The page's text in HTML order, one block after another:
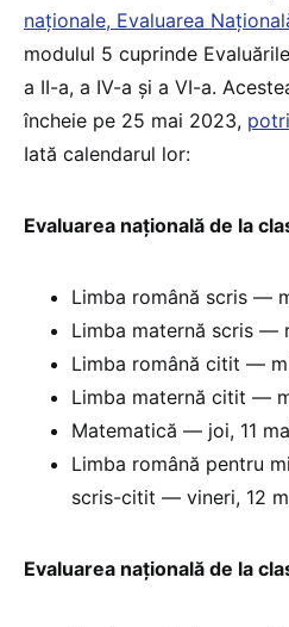
naționale, Evaluarea
modulul 5 cuprinde
a II-a, a IV-a și a VI-a.
încheie pe 25 mai 2023,
Iată calendarul lor:
Evaluarea națională de la
Limba română scris —
Limba maternă scris —
Limba română citit —
Limba maternă citit —
Matematică — joi, 11
Limba română pentru
scris-citit — vineri, 12
Evaluarea națională de la